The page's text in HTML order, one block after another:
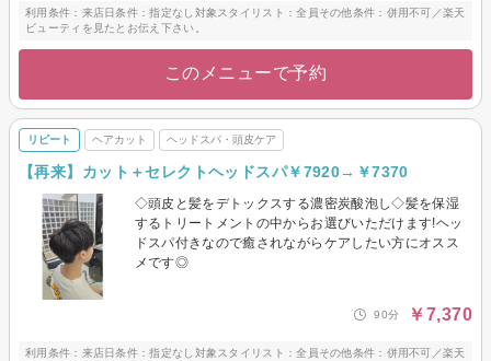
利用条件：来店日条件：指定なし対象スタイリスト：全員その他条件：併用不可／楽天
ビューティを見たとお伝え下さい。
このメニューで予約
リピート ヘアカット ヘッドスパ・頭皮ケア
【再来】カット＋セレクトヘッドスパ￥7920→￥7370
◇頭皮と髪をデトックスする濃密炭酸泡し◇髪を保湿
するトリートメントの中からお選びいただけます!ヘッ
ドスパ付きなので癒されながらケアしたい方にオスス
メです◎
90分 ￥7,370
利用条件：来店日条件：指定なし対象スタイリスト：全員その他条件：併用不可／楽天